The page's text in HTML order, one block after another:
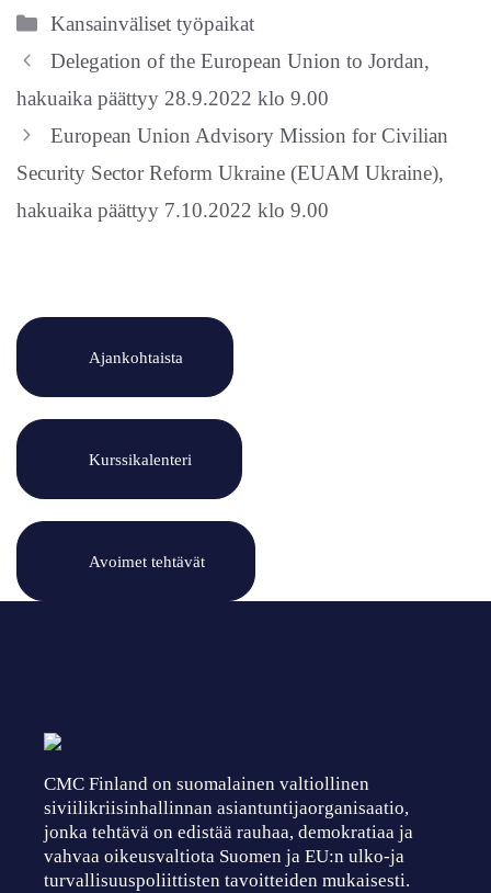
Kategoriat
Kansainväliset työpaikat
Delegation of the European Union to Jordan,
hakuaika päättyy 28.9.2022 klo 9.00
European Union Advisory Mission for Civilian
Security Sector Reform Ukraine (EUAM Ukraine),
hakuaika päättyy 7.10.2022 klo 9.00
Ajankohtaista
Kurssikalenteri
Avoimet tehtävät
CMC Finland on suomalainen valtiollinen
siviilikriisinhallinnan asiantuntijaorganisaatio,
jonka tehtävä on edistää rauhaa, demokratiaa ja
vahvaa oikeusvaltiota Suomen ja EU:n ulko-ja
turvallisuuspoliittisten tavoitteiden mukaisesti.